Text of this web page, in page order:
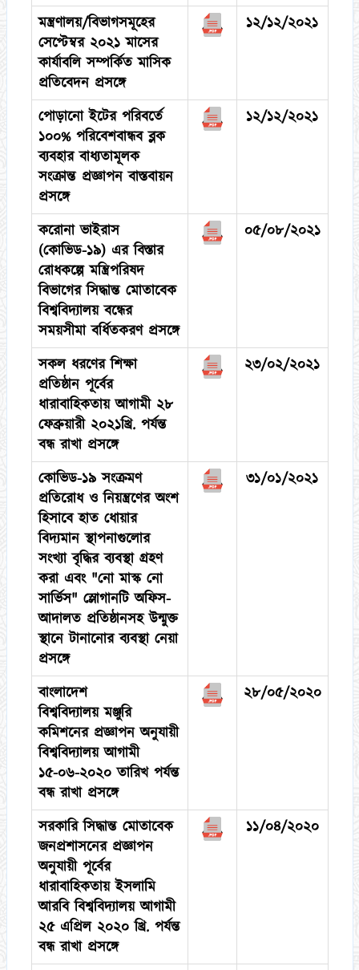
মন্ত্রণালয়/বিভাগসমূহের
সেপ্টেম্বর ২০২১ মাসের
কার্যাবলি সম্পর্কিত মাসিক
প্রতিবেদন প্রসঙ্গে
১২/১২/২০২১
পোড়ানো ইটের পরিবর্তে
১০০% পরিবেশবান্ধব ব্লক
ব্যবহার বাধ্যতামূলক
সংক্রান্ত প্রজ্ঞাপন বাস্তবায়ন
প্রসঙ্গে
১২/১২/২০২১
করোনা ভাইরাস
(কোভিড-১৯) এর বিস্তার
রোধকল্পে মন্ত্রিপরিষদ
বিভাগের সিদ্ধান্ত মোতাবেক
বিশ্ববিদ্যালয় বন্ধের
সময়সীমা বর্ধিতকরণ প্রসঙ্গে
০৫/০৮/২০২১
সকল ধরণের শিক্ষা
প্রতিষ্ঠান পূর্বের
ধারাবাহিকতায় আগামী ২৮
ফেব্রুয়ারী ২০২১খ্রি. পর্যন্ত
বন্ধ রাখা প্রসঙ্গে
২৩/০২/২০২১
কোভিড-১৯ সংক্রমণ
প্রতিরোধ ও নিয়ন্ত্রণের অংশ
হিসাবে হাত ধোয়ার
বিদ্যমান স্থাপনাগুলোর
সংখ্যা বৃদ্ধির ব্যবস্থা গ্রহণ
করা এবং "নো মাস্ক নো
সার্ভিস" স্লোগানটি অফিস-
আদালত প্রতিষ্ঠানসহ উন্মুক্ত
স্থানে টানানোর ব্যবস্থা নেয়া
প্রসঙ্গে
৩১/০১/২০২১
বাংলাদেশ
বিশ্ববিদ্যালয় মঞ্জুরি
কমিশনের প্রজ্ঞাপন অনুযায়ী
বিশ্ববিদ্যালয় আগামী
১৫-০৬-২০২০ তারিখ পর্যন্ত
বন্ধ রাখা প্রসঙ্গে
২৮/০৫/২০২০
সরকা‌রি সিদ্ধান্ত মোতাবেক
জনপ্রশাস‌নের প্রজ্ঞাপন
অনুযায়ী পূর্বের
ধারাবা‌হিকতায় ইসলা‌মি
আর‌বি বিশ্ব‌বিদ‌্যালয় আগামী
২৫ এ‌প্রিল ২০২০‌ খ্রি. পর্যন্ত
বন্ধ রাখা প্রস‌ঙ্গে
১১/০৪/২০২০